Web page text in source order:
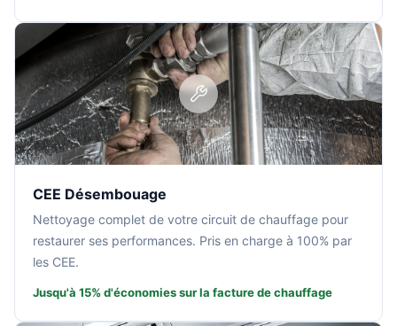
CEE Désembouage
Nettoyage complet de votre circuit de chauffage pour
restaurer ses performances. Pris en charge à 100% par
les CEE.
Jusqu'à 15% d'économies sur la facture de chauffage